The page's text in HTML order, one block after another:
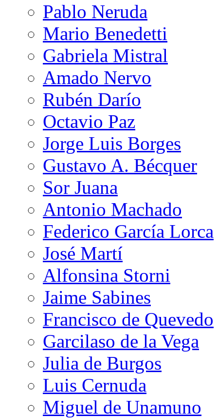
Pablo Neruda
Mario Benedetti
Gabriela Mistral
Amado Nervo
Rubén Darío
Octavio Paz
Jorge Luis Borges
Gustavo A. Bécquer
Sor Juana
Antonio Machado
Federico García Lorca
José Martí
Alfonsina Storni
Jaime Sabines
Francisco de Quevedo
Garcilaso de la Vega
Julia de Burgos
Luis Cernuda
Miguel de Unamuno